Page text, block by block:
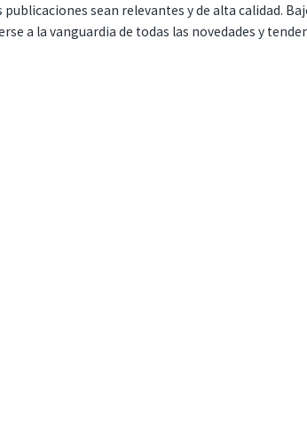
publicaciones sean relevantes y de alta calidad.
a la vanguardia de todas las novedades y